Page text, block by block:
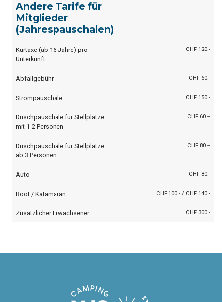
Andere Tarife für
Mitglieder
(Jahrespauschalen)
Kurtaxe (ab 16 Jahre) pro
Unterkunft
CHF 120.-
Abfallgebühr CHF 60.-
Strompauschale CHF 150.-
Duschpauschale für Stellplätze
mit 1-2 Personen
CHF 60.--
Duschpauschale für Stellplätze
ab 3 Personen
CHF 80.--
Auto CHF 80.-
Boot / Katamaran CHF 100.- / CHF 140.-
Zusätzlicher Erwachsener CHF 300.-